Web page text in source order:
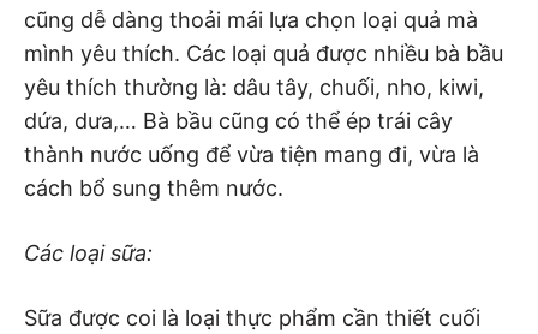
cũng dễ dàng thoải mái lựa chọn loại quả mà
mình yêu thích. Các loại quả được nhiều bà bầu
yêu thích thường là: dâu tây, chuối, nho, kiwi,
dứa, dưa,… Bà bầu cũng có thể ép trái cây
thành nước uống để vừa tiện mang đi, vừa là
cách bổ sung thêm nước.
Các loại sữa:
Sữa được coi là loại thực phẩm cần thiết cuối